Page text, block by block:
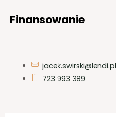
Finansowanie
jacek.swirski@lendi.pl
723 993 389